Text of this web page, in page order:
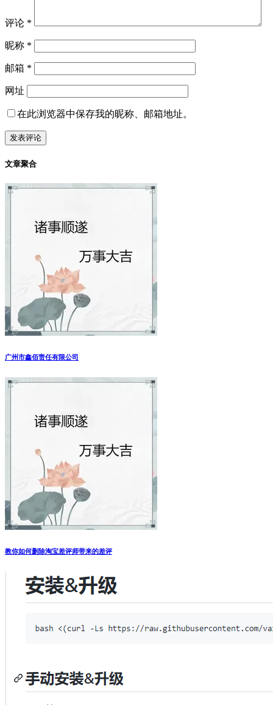
评论 *
昵称 *
邮箱 *
网址
在此浏览器中保存我的昵称、邮箱地址。
文章聚合
广州市鑫佰责任有限公司
教你如何删除淘宝差评师带来的差评